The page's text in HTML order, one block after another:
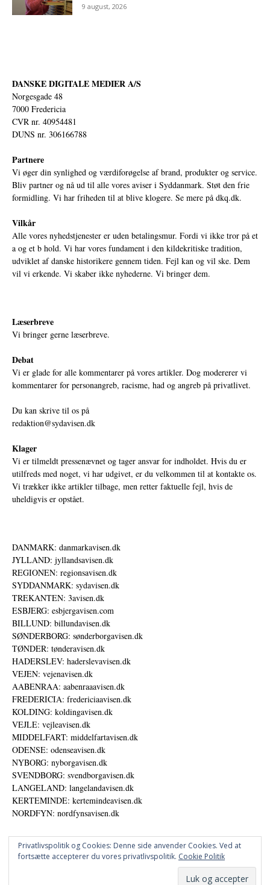
9 august, 2026
DANSKE DIGITALE MEDIER A/S
Norgesgade 48
7000 Fredericia
CVR nr. 40954481
DUNS nr. 306166788
Partnere
Vi øger din synlighed og værdiforøgelse af brand, produkter og service.
Bliv partner og nå ud til alle vores aviser i Syddanmark. Støt den frie
formidling. Vi har friheden til at blive klogere. Se mere på dkq.dk.
Vilkår
Alle vores nyhedstjenester er uden betalingsmur. Fordi vi ikke tror på et
a og et b hold. Vi har vores fundament i den kildekritiske tradition,
udviklet af danske historikere gennem tiden. Fejl kan og vil ske. Dem
vil vi erkende. Vi skaber ikke nyhederne. Vi bringer dem.
Læserbreve
Vi bringer gerne læserbreve.
Debat
Vi er glade for alle kommentarer på vores artikler. Dog modererer vi
kommentarer for personangreb, racisme, had og angreb på privatlivet.
Du kan skrive til os på
redaktion@sydavisen.dk
Klager
Vi er tilmeldt pressenævnet og tager ansvar for indholdet. Hvis du er
utilfreds med noget, vi har udgivet, er du velkommen til at kontakte os.
Vi trækker ikke artikler tilbage, men retter faktuelle fejl, hvis de
uheldigvis er opstået.
DANMARK: danmarkavisen.dk
JYLLAND: jyllandsavisen.dk
REGIONEN: regionsavisen.dk
SYDDANMARK: sydavisen.dk
TREKANTEN: 3avisen.dk
ESBJERG: esbjergavisen.com
BILLUND: billundavisen.dk
SØNDERBORG: sønderborgavisen.dk
TØNDER: tønderavisen.dk
HADERSLEV: haderslevavisen.dk
VEJEN: vejenavisen.dk
AABENRAA: aabenraaavisen.dk
FREDERICIA: fredericiaavisen.dk
KOLDING: koldingavisen.dk
VEJLE: vejleavisen.dk
MIDDELFART: middelfartavisen.dk
ODENSE: odenseavisen.dk
NYBORG: nyborgavisen.dk
SVENDBORG: svendborgavisen.dk
LANGELAND: langelandavisen.dk
KERTEMINDE: kertemindeavisen.dk
NORDFYN: nordfynsavisen.dk
Privatlivspolitik og Cookies: Denne side anvender Cookies. Ved at
fortsætte accepterer du vores privatlivspolitik. Cookie Politik